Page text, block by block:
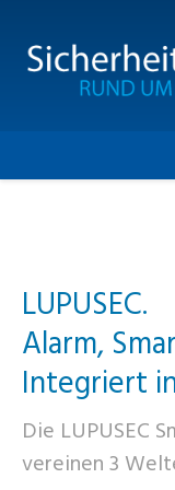
LUPUSEC.
Alarm,
Integriert
Die LUPUSEC
vereinen 3